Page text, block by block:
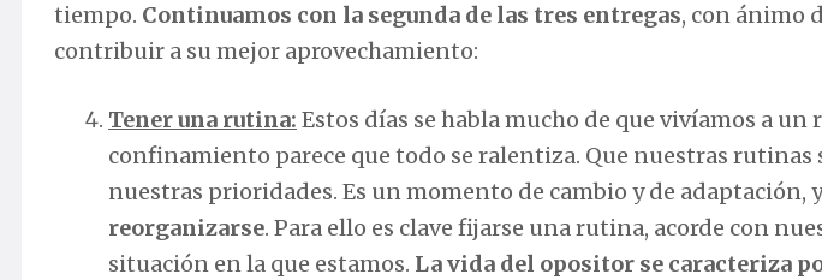
tiempo. Continuamos con la segunda de las tres entregas, con ánimo
contribuir a su mejor aprovechamiento:
Tener una rutina: Estos días se habla mucho de que vivíamos a
confinamiento parece que todo se ralentiza. Que nuestras rutinas
nuestras prioridades. Es un momento de cambio y de adaptación,
reorganizarse. Para ello es clave fijarse una rutina, acorde con
situación en la que estamos. La vida del opositor se caracteriza